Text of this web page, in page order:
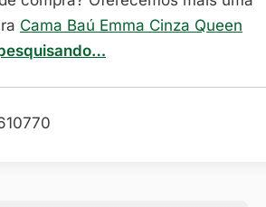
Cama Baú Emma Cinza Queen